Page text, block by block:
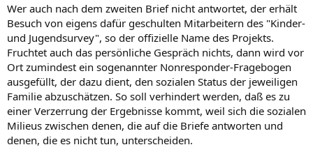
Wer auch nach dem zweiten Brief nicht antwortet, der erhält
Besuch von eigens dafür geschulten Mitarbeitern des "Kinder-
und Jugendsurvey", so der offizielle Name des Projekts.
Fruchtet auch das persönliche Gespräch nichts, dann wird vor
Ort zumindest ein sogenannter Nonresponder-Fragebogen
ausgefüllt, der dazu dient, den sozialen Status der jeweiligen
Familie abzuschätzen. So soll verhindert werden, daß es zu
einer Verzerrung der Ergebnisse kommt, weil sich die sozialen
Milieus zwischen denen, die auf die Briefe antworten und
denen, die es nicht tun, unterscheiden.